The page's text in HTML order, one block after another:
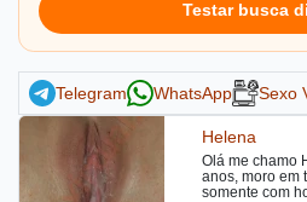
Testar busca
Telegram WhatsApp Sexo
Helena
Olá me chamo
anos, moro em
somente com